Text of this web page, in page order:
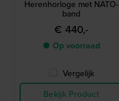
Herenhorloge met NATO-
band
€ 440,-
● Op voorraad
Vergelijk
Bekijk Product